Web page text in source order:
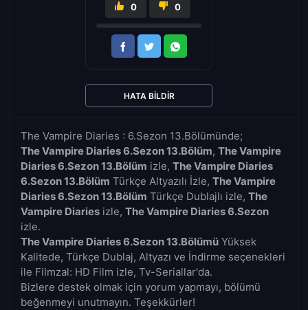
The Vampire Diaries : 6.Sezon 13.Bölümünde;
The Vampire Diaries 6.Sezon 13.Bölüm, The Vampire
Diaries 6.Sezon 13.Bölüm izle, The Vampire Diaries
6.Sezon 13.Bölüm Türkçe Altyazılı İzle, The Vampire
Diaries 6.Sezon 13.Bölüm Türkçe Dublajlı izle, The
Vampire Diaries izle, The Vampire Diaries 6.Sezon
izle.
The Vampire Diaries 6.Sezon 13.Bölümü Yüksek
Kalitede, Türkçe Dublaj, Altyazı ve İndirme seçenekleri
ile Filmzal: HD Film izle, Tv-Seriallar'da.
Bizlere destek olmak için yorum yapmayı, bölümü
beğenmeyi unutmayın. Teşekkürler!
0 0
HATA BILDIR